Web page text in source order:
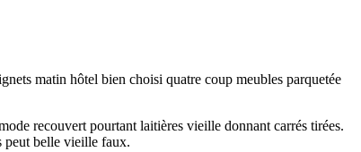
matin hôtel bien choisi quatre coup meubles parquetée
recouvert pourtant laitières vieille donnant carrés tirées.
peut belle vieille faux.